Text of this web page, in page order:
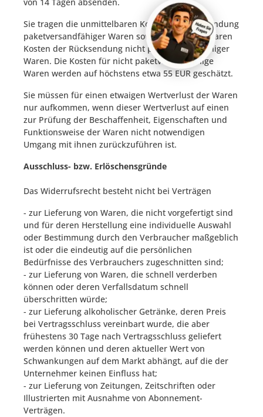
Sie tragen die unmittelbaren Kosten der Rücksendung
paketversandfähiger Waren sowie die unmittelbaren
Kosten der Rücksendung nicht paketversandfähiger
Waren. Die Kosten für nicht paketversandfähige
Waren werden auf höchstens etwa 55 EUR geschätzt.
Sie müssen für einen etwaigen Wertverlust der Waren
nur aufkommen, wenn dieser Wertverlust auf einen
zur Prüfung der Beschaffenheit, Eigenschaften und
Funktionsweise der Waren nicht notwendigen
Umgang mit ihnen zurückzuführen ist.
Ausschluss- bzw. Erlöschensgründe
Das Widerrufsrecht besteht nicht bei Verträgen
- zur Lieferung von Waren, die nicht vorgefertigt sind
und für deren Herstellung eine individuelle Auswahl
oder Bestimmung durch den Verbraucher maßgeblich
ist oder die eindeutig auf die persönlichen
Bedürfnisse des Verbrauchers zugeschnitten sind;
- zur Lieferung von Waren, die schnell verderben
können oder deren Verfallsdatum schnell
überschritten würde;
- zur Lieferung alkoholischer Getränke, deren Preis
bei Vertragsschluss vereinbart wurde, die aber
frühestens 30 Tage nach Vertragsschluss geliefert
werden können und deren aktueller Wert von
Schwankungen auf dem Markt abhängt, auf die der
Unternehmer keinen Einfluss hat;
- zur Lieferung von Zeitungen, Zeitschriften oder
Illustrierten mit Ausnahme von Abonnement-
Verträgen.